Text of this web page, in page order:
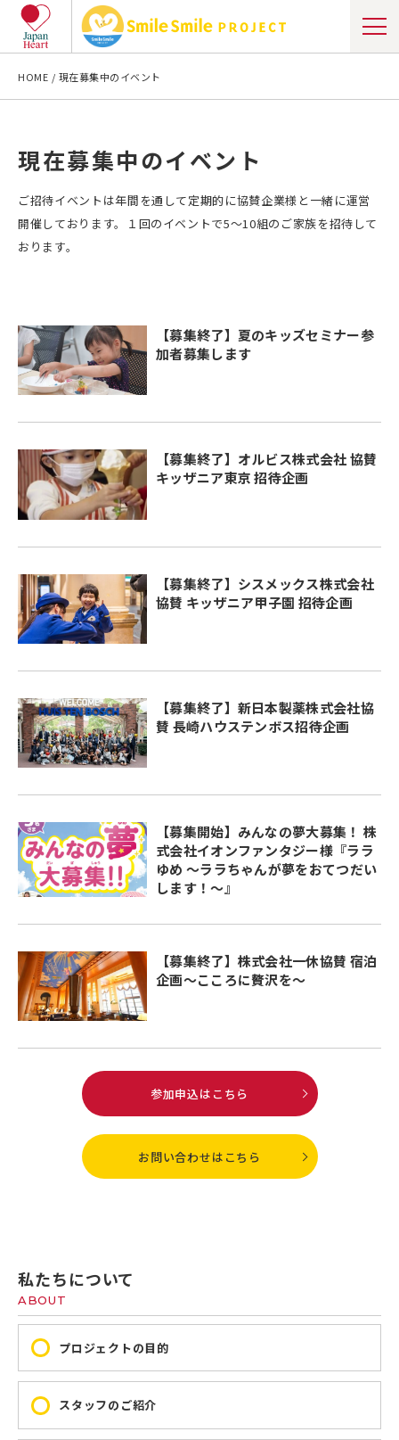
HOME 現在募集中のイベント
現在募集中のイベント
ご招待イベントは年間を通して定期的に協賛企業様と一緒に運営
開催しております。１回のイベントで5〜10組のご家族を招待して
おります。
【募集終了】夏のキッズセミナー参
加者募集します
【募集終了】オルビス株式会社 協賛
キッザニア東京 招待企画
【募集終了】シスメックス株式会社
協賛 キッザニア甲子園 招待企画
【募集終了】新日本製薬株式会社協
賛 長崎ハウステンボス招待企画
【募集開始】みんなの夢大募集！ 株
式会社イオンファンタジー様『ララ
ゆめ ～ララちゃんが夢をおてつだい
します！～』
【募集終了】株式会社一休協賛 宿泊
企画～こころに贅沢を～
参加申込はこちら
お問い合わせはこちら
私たちについて
ABOUT
プロジェクトの目的
スタッフのご紹介